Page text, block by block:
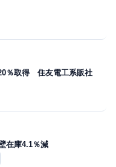
％取得 住友電工系販社
在庫4.1％減